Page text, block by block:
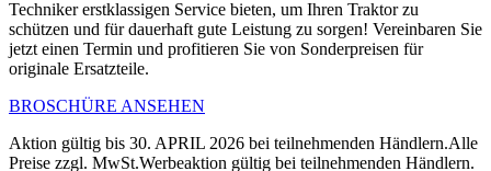
Techniker erstklassigen Service bieten, um Ihren Traktor zu
schützen und für dauerhaft gute Leistung zu sorgen! Vereinbaren Sie
jetzt einen Termin und profitieren Sie von Sonderpreisen für
originale Ersatzteile.
BROSCHÜRE ANSEHEN
Aktion gültig bis 30. APRIL 2026 bei teilnehmenden Händlern.Alle
Preise zzgl. MwSt.Werbeaktion gültig bei teilnehmenden Händlern.